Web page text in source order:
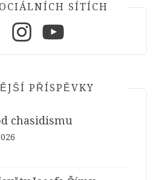
SÍTÍCH
PŘÍSPĚVKY
chasidismu